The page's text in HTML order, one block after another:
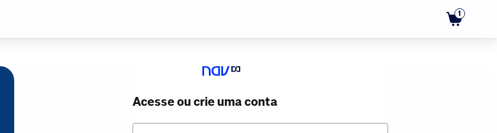
1
Acesse ou crie uma conta